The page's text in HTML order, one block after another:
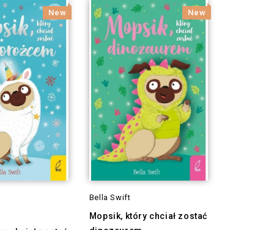
New New
Bella Swift
Mopsik, który chciał zostać